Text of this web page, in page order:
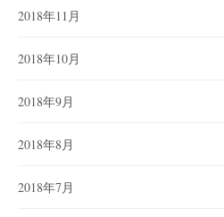
2018年11月
2018年10月
2018年9月
2018年8月
2018年7月